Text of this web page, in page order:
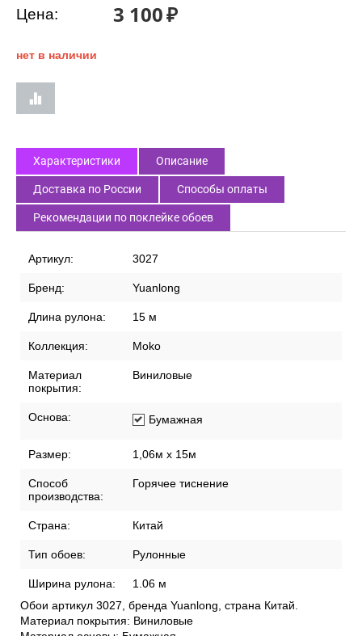
Цена: 3 100₽
нет в наличии
Характеристики Описание
Доставка по России Способы оплаты
Рекомендации по поклейке обоев
Артикул: 3027
Бренд: Yuanlong
Длина рулона: 15 м
Коллекция: Moko
Материал
покрытия:
Виниловые
Основа: Бумажная
Размер: 1,06м x 15м
Способ
производства:
Горячее тиснение
Страна: Китай
Тип обоев: Рулонные
Ширина рулона:
1.06 м
Обои артикул 3027, бренда Yuanlong, страна Китай.
Материал покрытия: Виниловые